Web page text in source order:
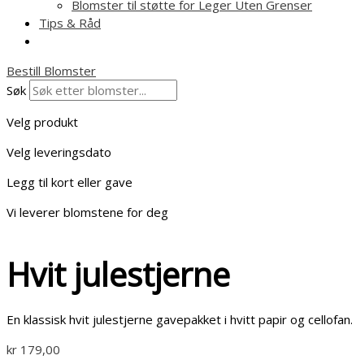
Blomster til støtte for Leger Uten Grenser
Tips & Råd
Bestill Blomster
Søk
Velg produkt
Velg leveringsdato
Legg til kort eller gave
Vi leverer blomstene for deg
Hvit julestjerne
En klassisk hvit julestjerne gavepakket i hvitt papir og
kr 179,00